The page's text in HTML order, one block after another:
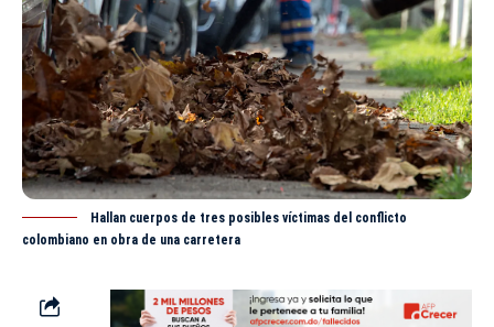
Hallan cuerpos de tres posibles víctimas del conflicto
colombiano en obra de una carretera